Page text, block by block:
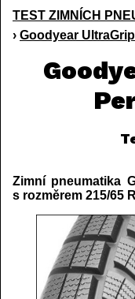
TEST ZIMNÍCH
› Goodyear
Zimní pneumatika
s rozměrem 215/65